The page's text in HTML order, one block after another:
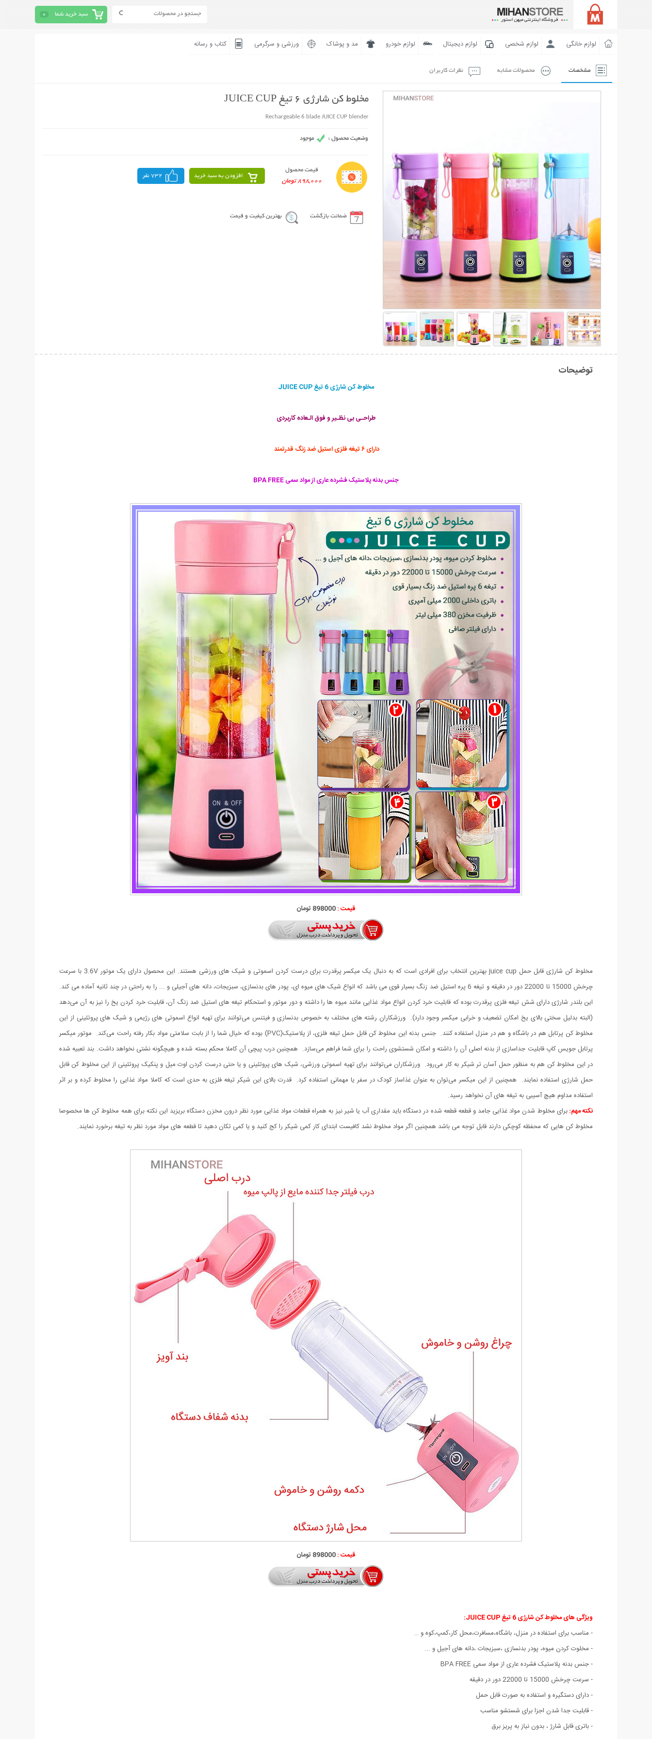
سبد خرید شما 0
لوازم خانگی لوازم شخصی لوازم دیجیتال لوازم خودرو مد و پوشاک ورزشی و سرگرمی کتاب و رسانه
مشخصات محصولات مشابه نظرات کاربران
مخلوط کن شارژی 6 تیغ JUICE CUP
Rechargeable 6 blade JUICE CUP blender
قیمت محصول
898,000 تومان
افزودن به سبد خرید 732 نفر
ضمانت بازگشت بهترین کیفیت و قیمت
توضیحات
مخلوط کن شارژی 6 تیغ JUICE CUP
طراحـی بی نظـیر و فوق الـعاده کاربردی
دارای ۶ تیغه فلزی استیل ضد زنگ قدرتمند
جنس بدنه پلاستیک فشرده عاری از مواد سمی BPA FREE
قیمت :898000 تومان
مخلوط کن شارژی قابل حمل juice cup بهترین انتخاب برای افرادی است که به دنبال یک میکسر پرقدرت برای درست کردن اسموتی و شیک های ورزشی هستند. این محصول دارای یک موتور 3.6V با سرعت
چرخش 15000 تا 22000 دور در دقیقه و تیغه 6 پره استیل ضد زنگ بسیار قوی می باشد که انواع شیک های میوه ای، پودر های بدنسازی، سبزیجات، دانه های آجیلی و ... را به راحتی در چند ثانیه آماده می کند.
این بلندر شارژی دارای شش تیغه فلزی پرقدرت بوده که قابلیت خرد کردن انواع مواد غذایی مانند میوه ها را داشته و دور موتور و استحکام تیغه های استیل ضد زنگ آن، قابلیت خرد کردن یخ را نیز به آن می‌دهد
(البته بدلیل سختی بالای یخ امکان تضعیف و خرابی میکسر وجود دارد). ورزشکاران رشته های مختلف به خصوص بدنسازی و فیتنس می‌توانند برای تهیه انواع اسموتی های رژیمی و شیک های پروتئینی از این
مخلوط کن پرتابل هم در باشگاه و هم در منزل استفاده کنند. جنس بدنه این مخلوط کن قابل حمل تیغه فلزی، از پلاستیک(PVC) بوده که خیال شما را از بابت سلامتی مواد بکار رفته راحت می‌کند. موتور میکسر
پرتابل جویس کاپ قابلیت جداسازی از بدنه اصلی آن را داشته و امکان شستشوی راحت را برای شما فراهم می‌سازد. همچنین درب پیچی آن کاملا محکم بسته شده و هیچگونه نشتی نخواهد داشت. بند تعبیه شده
در این مخلوط کن هم به منظور حمل آسان تر شیکر به کار می‌رود. ورزشکاران می‌توانند برای تهیه اسموتی ورزشی، شیک های پروتئینی و یا حتی درست کردن اوت میل و پنکیک پروتئینی از این مخلوط کن قابل
حمل شارژی استفاده نمایند. همچنین از این میکسر می‌توان به عنوان غذاساز کودک در سفر یا مهمانی استفاده کرد. قدرت بالای این شیکر تیغه فلزی به حدی است که کاملا مواد غذایی را مخلوط کرده و بر اثر
استفاده مداوم هیچ آسیبی به تیغه های آن نخواهد رسید.
نکته مهم:برای مخلوط شدن مواد غذایی جامد و قطعه قطعه شده در دستگاه باید مقداری آب یا شیر نیز به همراه قطعات مواد غذایی مورد نظر درون مخزن دستگاه بریزید این نکته برای همه مخلوط کن ها مخصوصا
مخلوط کن هایی که محفظه کوچکی دارند قابل توجه می باشد همچنین اگر مواد مخلوط نشد کافیست ابتدای کار کمی شیکر را کج کنید و یا کمی تکان دهید تا قطعه های مواد مورد نظر به تیغه برخورد نمایند.
قیمت :898000 تومان
ویژگی هایمخلوط کن شارژی 6 تیغ JUICE CUP
:
- مناسب برای استفاده در منزل، باشگاه،مسافرت،محل کار،کمپ،کوه و …
- مخلوت کردن میوه، پودر بدنسازی ،سبزیجات ،دانه های آجیل و ...
- جنس بدنه پلاستیک فشرده عاری از مواد سمی BPA FREE
- سرعت چرخش 15000 تا 22000 دور در دقیقه
- دارای دستگیره و استفاده به صورت قابل حمل
- قابلیت جدا شدن اجزا برای شستشو مناسب
- باتری قابل شارژ ، بدون نیاز به پریز برق